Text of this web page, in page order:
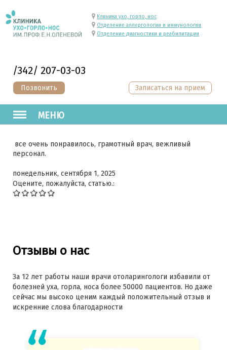
/342/ 207-03-03
Позвонить
Клиника ухо, горло, нос
Отделение аллергологии и иммунологии
Отделение диагностики и реабилитации
МЕНЮ
Записаться на прием
все очень понравилось, грамотный врач, вежливый
персонал.
понедельник, сентября 1, 2025
Оцените, пожалуйста, статью.:
Отзывы о нас
За 12 лет работы наши врачи отоларингологи избавили от
болезней уха, горла, носа более 50000 пациентов. Но даже
сейчас мы высоко ценим каждый положительный отзыв и
искренние слова благодарности